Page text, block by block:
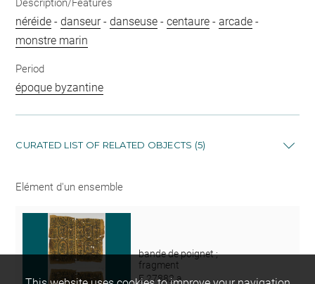
Description/Features
néréide -danseur-danseuse -centaure -arcade -
monstre marin
Period
époque byzantine
CURATED LIST OF RELATED OBJECTS (5)
Elément d'un ensemble
bande de poignet ;
fragment
E 27882 a